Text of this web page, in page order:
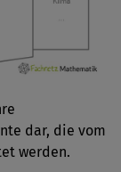
dar, die vom
werden.